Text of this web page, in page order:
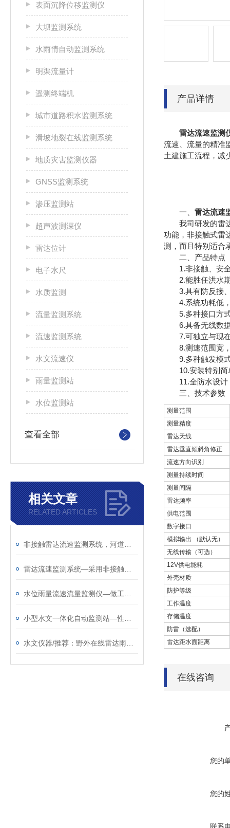
表面沉降位移监测仪
大坝监测系统
水雨情自动监测系统
明渠流量计
遥测终端机
城市道路积水监测系统
滑坡地裂在线监测系统
地质灾害监测仪器
GNSS监测系统
渗压监测站
超声波测深仪
雷达位计
电子水尺
水质监测
流量监测系统
流速监测系统
水文流速仪
雨量监测站
水位监测站
查看全部
相关文章
RELATED ARTICLES
产品详情
雷达流速监测
流速、流量的精准
土建施工流程，减
一、 雷达流速
我司研发的雷达
功能，非接触式雷
测，而且特别适合
二、产品特点
1.非接触、安全
2.能胜任洪水期
3.具有防反接、
4.系统功耗低，
5.多种接口方式
6.具备无线数据
7.可独立与现在
8.测速范围宽，
9.多种触发模式
10.安装特别简
11.全防水设计
三、技术参数
测量范围
测量精度
雷达天线
雷达垂直倾斜角修正
流速方向识别
测量持续时间
测量间隔
雷达频率
供电范围
数字接口
模拟输出 （默认无）
无线传输（可选）
12V供电能耗
外壳材质
防护等级
工作温度
存储温度
防雷（选配）
雷达距水面距离
在线咨询
您的
您的